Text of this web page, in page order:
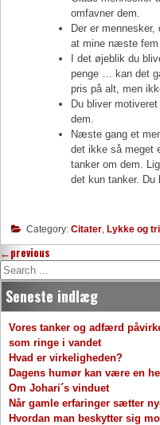
omfavner dem.
Der er
at mine næste fem
I det øjeblik du
penge … kan det
pris på alt, men
Du bliver
dem.
Næste gang et
det ikke så meget
tanker om dem.
det kun tanker.
Category: Citater Lykke og
←previous
Search
Seneste indlæg
Vores tanker og adfærd
som ringe i vandet
Hvad er virkeligheden?
Dagens humør kan være en
Om Johari´s vinduet
Når gamle erfaringer sætter
Hvordan man beskytter sig